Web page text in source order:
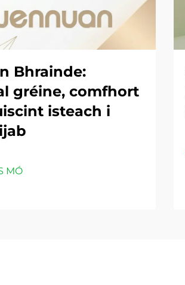
Bhrainde:
gréine, comfhort
isteach i
MÓ